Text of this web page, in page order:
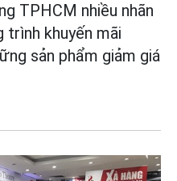
TPHCM nhiều nhãn
trình khuyến mãi
sản phẩm giảm giá